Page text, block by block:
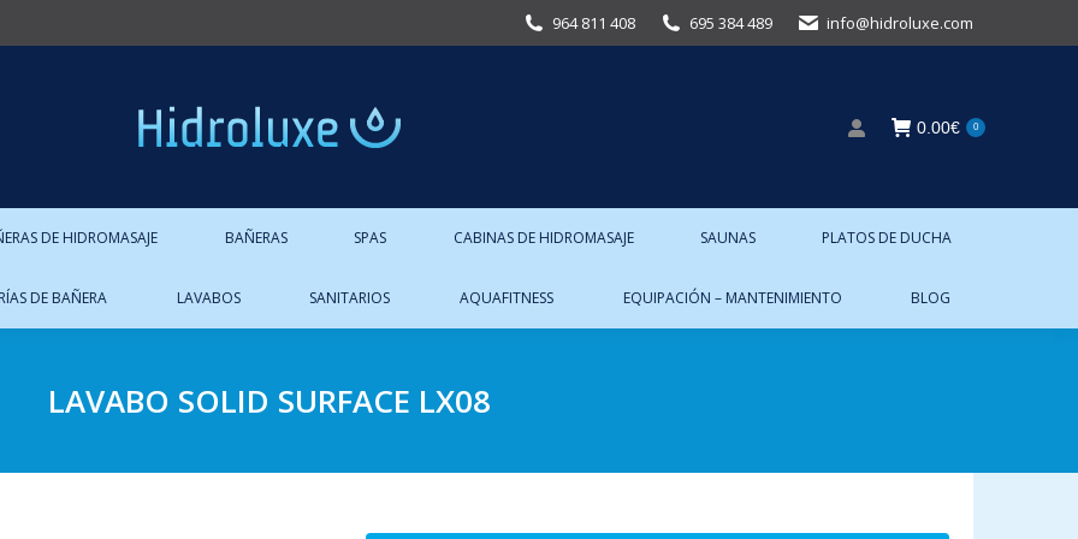
964 811 408 695 384 489 info@hidroluxe.com
0.00€ 0
DE HIDROMASAJE BAÑERAS SPAS CABINAS DE HIDROMASAJE SAUNAS PLATOS DE DUCHA
DE BAÑERA LAVABOS SANITARIOS AQUAFITNESS EQUIPACIÓN – MANTENIMIENTO BLOG
LAVABO SOLID SURFACE LX08